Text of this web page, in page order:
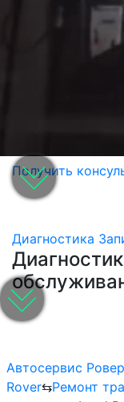
Получить
Диагностика
Автосервис
Rover⇆Ремонт